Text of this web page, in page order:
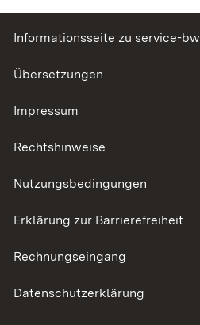
Informationsseite zu service-bw
Übersetzungen
Impressum
Rechtshinweise
Nutzungsbedingungen
Erklärung zur Barrierefreiheit
Rechnungseingang
Datenschutzerklärung